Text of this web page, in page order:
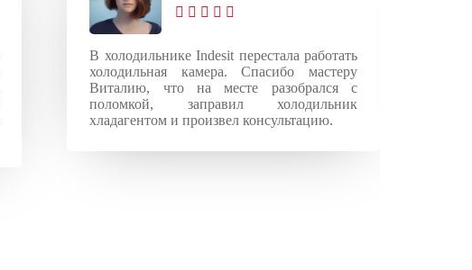
В холодильнике Indesit перестала работать
холодильная камера. Спасибо мастеру
Виталию, что на месте разобрался с
поломкой, заправил холодильник
хладагентом и произвел консультацию.